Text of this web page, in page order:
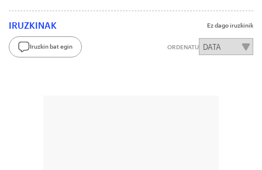
IRUZKINAK Ez dago iruzkinik
Iruzkin bat egin ORDENATU